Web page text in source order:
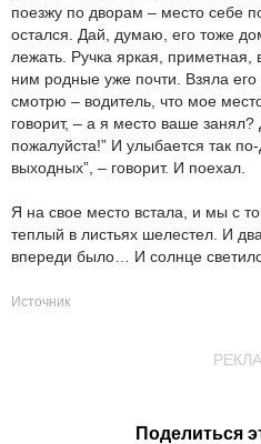
поезжу по дворам – место себе
остался. Дай, думаю, его тоже
лежать. Ручка яркая, приметная,
ним родные уже почти. Взяла
смотрю – водитель, что мое
говорит, – а я место ваше
пожалуйста!” И улыбается так
выходных”, – говорит. И поехал.
Я на свое место встала, и мы с
теплый в листьях шелестел. И
впереди было… И солнце
Источник
Поделиться